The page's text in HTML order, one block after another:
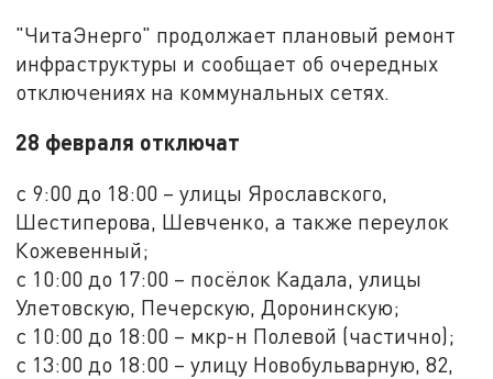
"ЧитаЭнерго" продолжает плановый ремонт
инфраструктуры и сообщает об очередных
отключениях на коммунальных сетях.
28 февраля отключат
с 9:00 до 18:00 – улицы Ярославского,
Шестиперова, Шевченко, а также переулок
Кожевенный;
с 10:00 до 17:00 – посёлок Кадала, улицы
Улетовскую, Печерскую, Доронинскую;
с 10:00 до 18:00 – мкр-н Полевой (частично);
с 13:00 до 18:00 – улицу Новобульварную, 82,